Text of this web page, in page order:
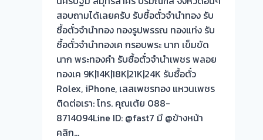
ทอง
รับ
ซื้อ
ทอง
|
ท่า
อิฐ-
ไทร
ม้า
สอบถามได้เลยครับ รับซื้อตั๋วจำนำทอง รับ
ซื้อตั๋วจำนำทอง ทองรูปพรรณ ทองแท่ง รับ
ซื้อตั๋วจำนำทองเค กรอบพระ นาก เข็มขัด
นาก พระทองคำ รับซื้อตั๋วจำนำเพชร พลอย
ทองเค 9K|14K|18K|21K|24K รับซื้อตั๋ว
Rolex, iPhone, เลสเพชรทอง แหวนเพชร
ติดต่อเรา: โทร. คุณเต้ย 088-
8714094Line ID: @fast7 มี @ข้างหน้า
คลิก…